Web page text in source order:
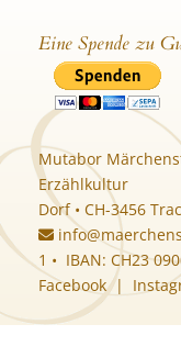
Eine Spende zu
Mutabor
Erzählkultur
Dorf • CH-3456
1 • IBAN: CH23
Facebook|